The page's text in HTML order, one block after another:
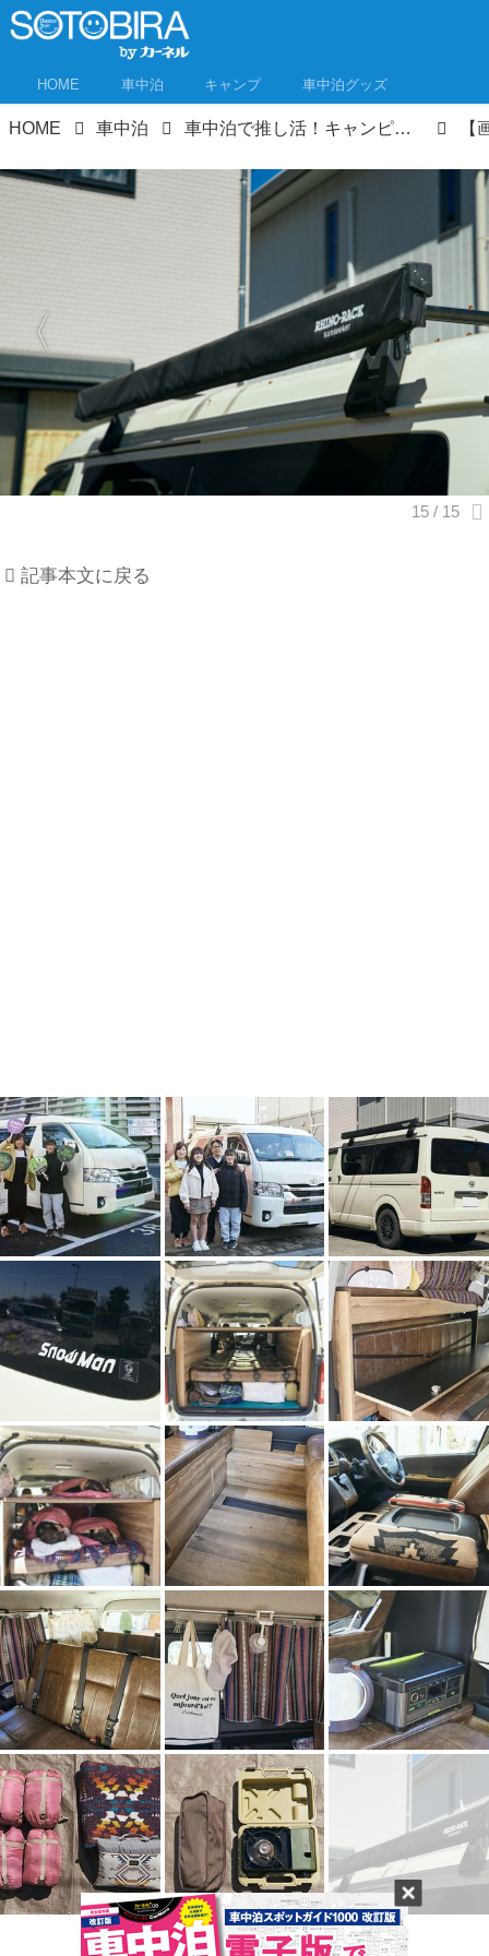
HOME 車中泊 キャンプ 車中泊グッズ
HOME 車中泊 車中泊で推し活！キャンピングカー購入も推しのため！母娘3人車中泊でジャニーズを追う！①
記事本文に戻る